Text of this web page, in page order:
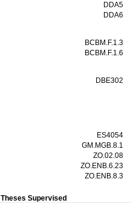
DDA5
DDA6
BCBM.F.1.3
BCBM.F.1.6
DBE302
ES4054
GM.MGB.8.1
ZO.02.08
ΖΟ.ENB.6.23
ΖΟ.ENB.8.3
Theses Supervised